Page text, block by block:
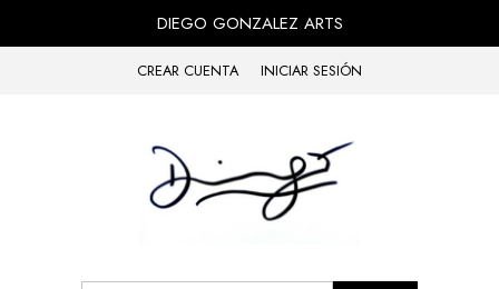
DIEGO GONZALEZ ARTS
CREAR CUENTA INICIAR SESIÓN